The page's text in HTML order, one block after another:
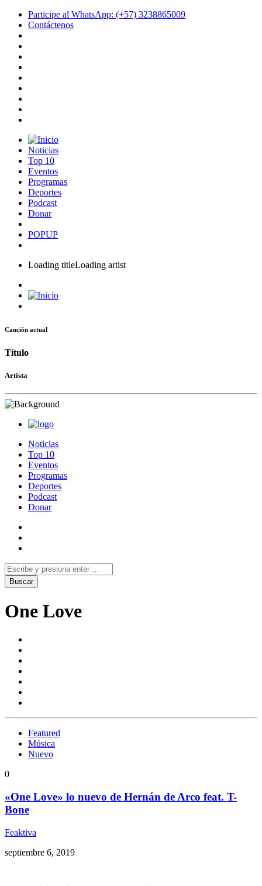
Participe al WhatsApp: (+57) 3238865009
Contáctenos
Noticias
Top 10
Eventos
Programas
Deportes
Podcast
Donar
POPUP
Loading titleLoading artist
Canción actual
Título
Artista
Noticias
Top 10
Eventos
Programas
Deportes
Podcast
Donar
One Love
Featured
Música
Nuevo
0
«One Love» lo nuevo de Hernán de Arco feat. T-
Bone
Feaktiva
septiembre 6, 2019